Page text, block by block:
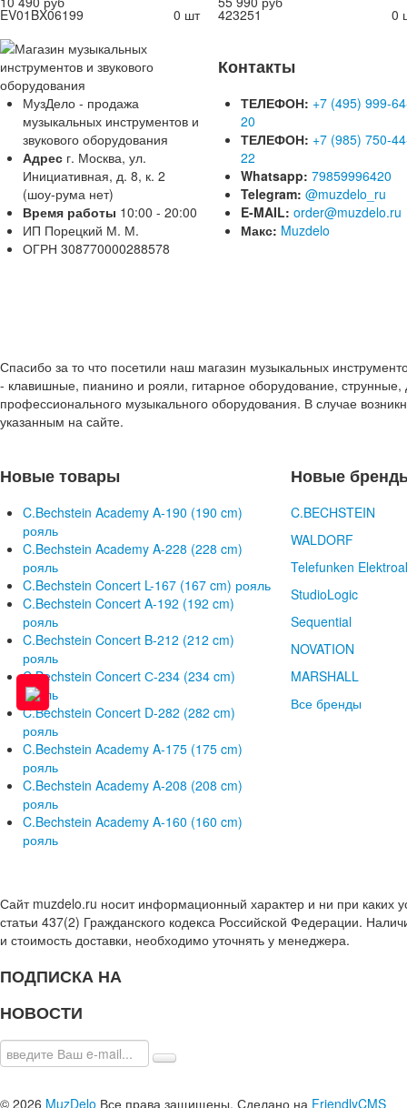
0 шт
EV01BX06199 0
423251
МузДело - продажа
музыкальных инструментов и
звукового оборудования
Адрес г. Москва, ул.
Инициативная, д. 8, к. 2
(шоу-рума нет)
Время работы 10:00 - 20:00
ИП Порецкий М. М.
ОГРН 308770000288578
Контакты
ТЕЛЕФОН: +7 (495) 999-
20
ТЕЛЕФОН: +7 (985) 750-
22
Whatsapp: 79859996420
Telegram: @muzdelo_ru
E-MAIL: order@muzdelo.ru
Макс: Muzdelo
Спасибо за то что посетили наш магазин музыкальных
- клавишные, пианино и рояли, гитарное оборудование,
профессионального музыкального оборудования. В случае
указанным на сайте.
Новые товары
C.Bechstein Academy A-190 (190 cm)
рояль
C.Bechstein Academy A-228 (228 cm)
рояль
C.Bechstein Concert L-167 (167 cm) рояль
C.Bechstein Concert A-192 (192 cm)
рояль
C.Bechstein Concert B-212 (212 cm)
рояль
C.Bechstein Concert С-234 (234 cm)
рояль
C.Bechstein Concert D-282 (282 cm)
рояль
C.Bechstein Academy A-175 (175 cm)
рояль
C.Bechstein Academy A-208 (208 cm)
рояль
C.Bechstein Academy A-160 (160 cm)
рояль
Новые
C.BECHSTEIN
WALDORF
Telefunken
StudioLogic
Sequential
NOVATION
MARSHALL
Все бренды
Сайт muzdelo.ru носит информационный характер и ни при
статьи 437(2) Гражданского кодекса Российской Федерации.
и стоимость доставки, необходимо уточнять у менеджера.
ПОДПИСКА НА
НОВОСТИ
© 2026 MuzDelo Все права защищены. Сделано на FriendlyCMS